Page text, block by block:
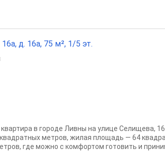
д. 16а, 75 м², 1/5 эт.
в городе Ливны на улице Селищева,
метров, жилая площадь — 64
где можно с комфортом готовить и